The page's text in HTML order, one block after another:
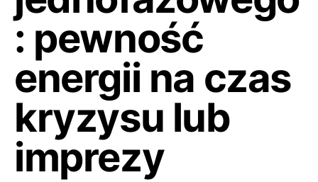
: pewność
energii na czas
kryzysu lub
imprezy